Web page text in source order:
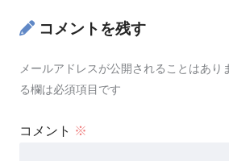
コメントを残す
メールアドレスが公開されることはあり
る欄は必須項目です
コメント ※